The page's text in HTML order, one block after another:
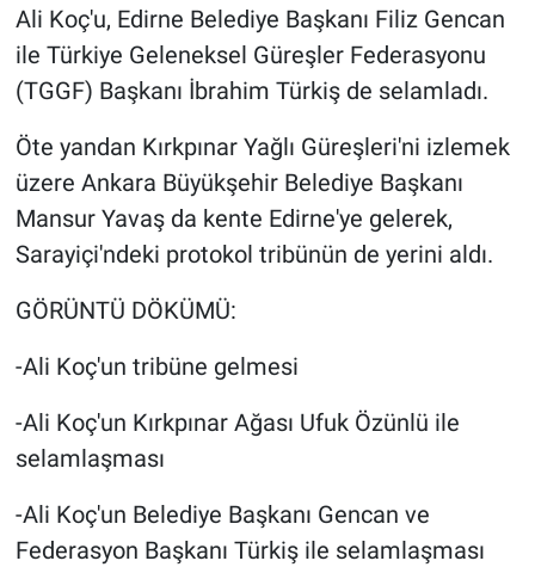
Ali Koç'u, Edirne Belediye Başkanı Filiz Gencan
ile Türkiye Geleneksel Güreşler Federasyonu
(TGGF) Başkanı İbrahim Türkiş de selamladı.
Öte yandan Kırkpınar Yağlı Güreşleri'ni izlemek
üzere Ankara Büyükşehir Belediye Başkanı
Mansur Yavaş da kente Edirne'ye gelerek,
Sarayiçi'ndeki protokol tribünün de yerini aldı.
GÖRÜNTÜ DÖKÜMÜ:
-Ali Koç'un tribüne gelmesi
-Ali Koç'un Kırkpınar Ağası Ufuk Özünlü ile
selamlaşması
-Ali Koç'un Belediye Başkanı Gencan ve
Federasyon Başkanı Türkiş ile selamlaşması